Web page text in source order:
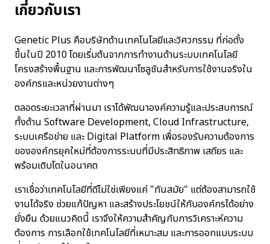
เกี่ยวกับเรา
Genetic Plus คือบริษัทด้านเทคโนโลยีและวิศวกรรม ที่ก่อตั้ง
ขึ้นในปี 2010 โดยเริ่มต้นจากการทำงานด้านระบบเทคโนโลยี
โครงสร้างพื้นฐาน และการพัฒนาโซลูชันสำหรับการใช้งานจริงใน
องค์กรและหน่วยงานต่างๆ
ตลอดระยะเวลาที่ผ่านมา เราได้พัฒนาองค์ความรู้และประสบการณ์
ทั้งด้าน Software Development, Cloud Infrastructure,
ระบบเครือข่าย และ Digital Platform เพื่อรองรับความต้องการ
ขององค์กรยุคใหม่ที่ต้องการระบบที่มีประสิทธิภาพ เสถียร และ
พร้อมเติบโตในอนาคต
เราเชื่อว่าเทคโนโลยีที่ดีไม่ใช่เพียงแค่ "ทันสมัย" แต่ต้องสามารถใช้
งานได้จริง ช่วยแก้ปัญหา และสร้างประโยชน์ให้กับองค์กรได้อย่าง
ยั่งยืน ด้วยแนวคิดนี้ เราจึงให้ความสำคัญกับการวิเคราะห์ความ
ต้องการ การเลือกใช้เทคโนโลยีที่เหมาะสม และการออกแบบระบบ